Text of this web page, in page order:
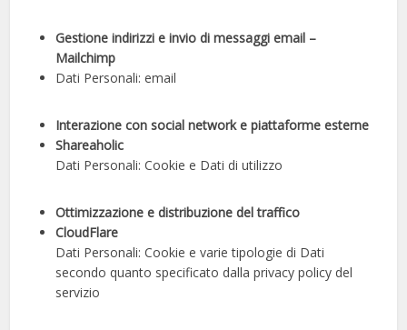
Gestione indirizzi e invio di messaggi email –
Mailchimp
Dati Personali: email
Interazione con social network e piattaforme esterne
Shareaholic
Dati Personali: Cookie e Dati di utilizzo
Ottimizzazione e distribuzione del traffico
CloudFlare
Dati Personali: Cookie e varie tipologie di Dati
secondo quanto specificato dalla privacy policy del
servizio